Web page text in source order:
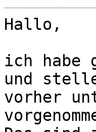
Hallo,
ich habe
und
vorher